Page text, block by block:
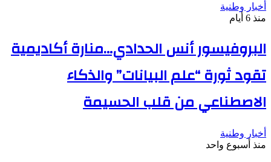
أخبار وطنية
منذ 6 أيام
البروفيسور أنس الحدادي…منارة أكاديمية
تقود ثورة “علم البيانات” والذكاء
الاصطناعي من قلب الحسيمة
أخبار وطنية
منذ أسبوع واحد